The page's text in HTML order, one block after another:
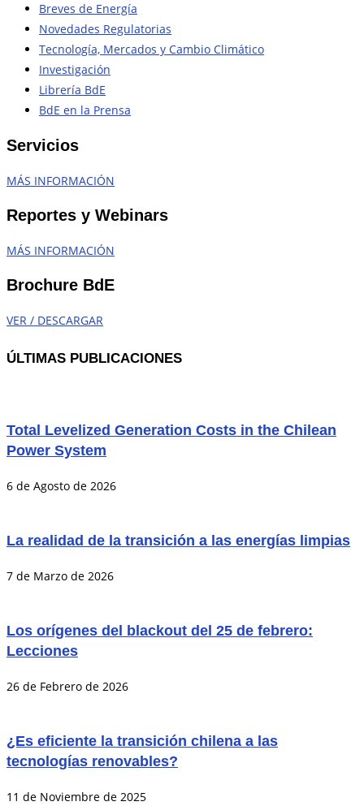
Breves de Energía
Novedades Regulatorias
Tecnología, Mercados y Cambio Climático
Investigación
Librería BdE
BdE en la Prensa
Servicios
MÁS INFORMACIÓN
Reportes y Webinars
MÁS INFORMACIÓN
Brochure BdE
VER / DESCARGAR
ÚLTIMAS PUBLICACIONES
Total Levelized Generation Costs in the Chilean
Power System
6 de Agosto de 2026
La realidad de la transición a las energías limpias
7 de Marzo de 2026
Los orígenes del blackout del 25 de febrero:
Lecciones
26 de Febrero de 2026
¿Es eficiente la transición chilena a las
tecnologías renovables?
11 de Noviembre de 2025